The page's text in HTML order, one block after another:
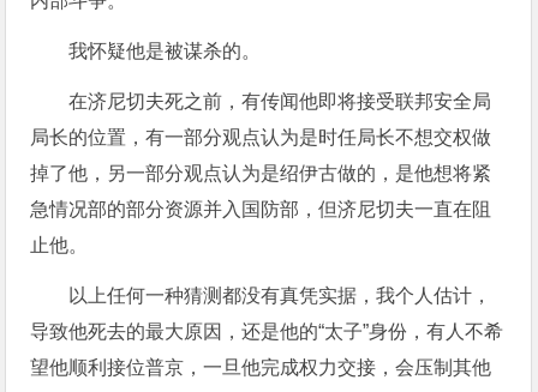
我怀疑他是被谋杀的。
在济尼切夫死之前，有传闻他即将接受联邦安全局
局长的位置，有一部分观点认为是时任局长不想交权做
掉了他，另一部分观点认为是绍伊古做的，是他想将紧
急情况部的部分资源并入国防部，但济尼切夫一直在阻
止他。
以上任何一种猜测都没有真凭实据，我个人估计，
导致他死去的最大原因，还是他的“太子”身份，有人不希
望他顺利接位普京，一旦他完成权力交接，会压制其他